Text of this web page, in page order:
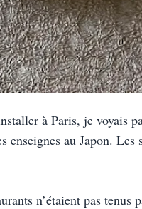
à Paris, je voyais
au Japon.
n’étaient pas tenus